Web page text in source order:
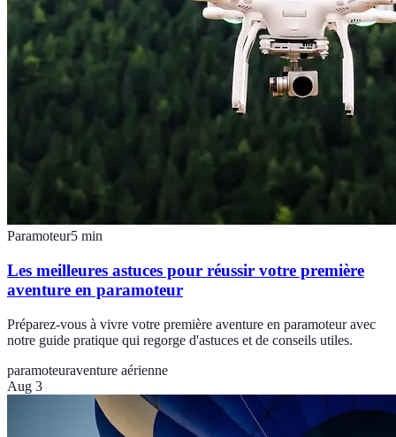
Paramoteur5 min
Les meilleures astuces pour réussir votre première
aventure en paramoteur
Préparez-vous à vivre votre première aventure en paramoteur avec
notre guide pratique qui regorge d'astuces et de conseils utiles.
paramoteuraventure aérienne
Aug 3